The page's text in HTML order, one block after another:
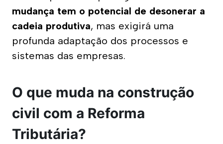
mudança tem o potencial de desonerar a
cadeia produtiva, mas exigirá uma
profunda adaptação dos processos e
sistemas das empresas.
O que muda na construção
civil com a Reforma
Tributária?